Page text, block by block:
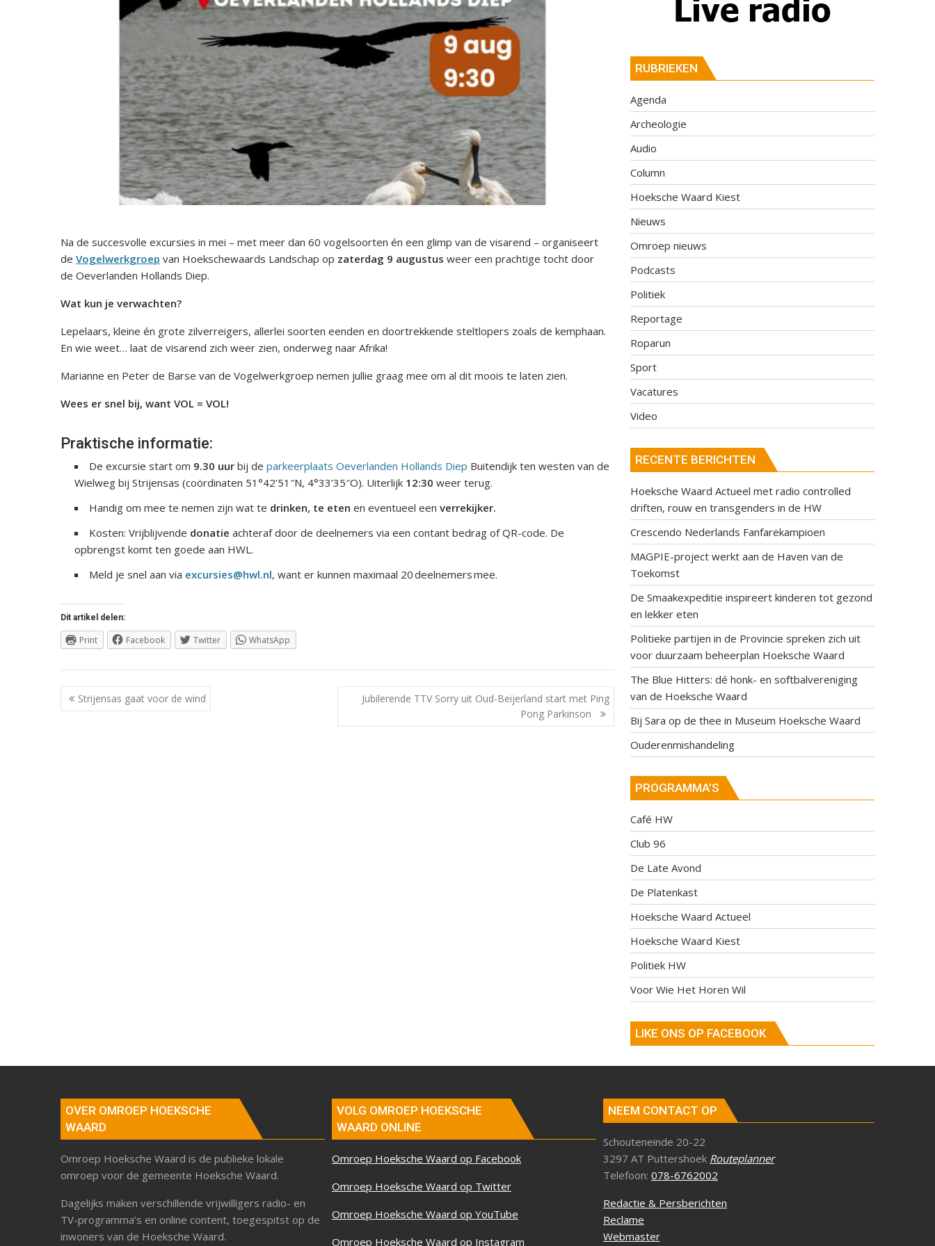
Na de succesvolle excursies in mei – met meer dan 60 vogelsoorten én een glimp van de visarend – organiseert
de Vogelwerkgroep van Hoekschewaards Landschap op zaterdag 9 augustus weer een prachtige tocht door
de Oeverlanden Hollands Diep.
Wat kun je verwachten?
Lepelaars, kleine én grote zilverreigers, allerlei soorten eenden en doortrekkende steltlopers zoals de kemphaan.
En wie weet… laat de visarend zich weer zien, onderweg naar Afrika!
Marianne en Peter de Barse van de Vogelwerkgroep nemen jullie graag mee om al dit moois te laten zien.
Wees er snel bij, want VOL = VOL!
Praktische informatie:
De excursie start om 9.30 uur bij de parkeerplaats Oeverlanden Hollands Diep Buitendijk ten westen van de
Wielweg bij Strijensas (coördinaten 51°42’51″N, 4°33’35″O). Uiterlijk 12:30 weer terug.
Handig om mee te nemen zijn wat te drinken, te eten en eventueel een verrekijker.
Kosten: Vrijblijvende donatie achteraf door de deelnemers via een contant bedrag of QR-code. De
opbrengst komt ten goede aan HWL.
Meld je snel aan via excursies@hwl.nl, want er kunnen maximaal 20 deelnemers mee.
Dit artikel delen:
Print Facebook Twitter WhatsApp
Berichtnavigatie
Strijensas gaat voor de wind
Jubilerende TTV Sorry uit Oud-Beijerland start met Ping
Pong Parkinson
RUBRIEKEN
Agenda
Archeologie
Audio
Column
Hoeksche Waard Kiest
Nieuws
Omroep nieuws
Podcasts
Politiek
Reportage
Roparun
Sport
Vacatures
Video
RECENTE BERICHTEN
Hoeksche Waard Actueel met radio controlled
driften, rouw en transgenders in de HW
Crescendo Nederlands Fanfarekampioen
MAGPIE-project werkt aan de Haven van de
Toekomst
De Smaakexpeditie inspireert kinderen tot gezond
en lekker eten
Politieke partijen in de Provincie spreken zich uit
voor duurzaam beheerplan Hoeksche Waard
The Blue Hitters: dé honk- en softbalvereniging
van de Hoeksche Waard
Bij Sara op de thee in Museum Hoeksche Waard
Ouderenmishandeling
PROGRAMMA’S
Café HW
Club 96
De Late Avond
De Platenkast
Hoeksche Waard Actueel
Hoeksche Waard Kiest
Politiek HW
Voor Wie Het Horen Wil
LIKE ONS OP FACEBOOK
OVER OMROEP HOEKSCHE
WAARD
Omroep Hoeksche Waard is de publieke lokale
omroep voor de gemeente Hoeksche Waard.
Dagelijks maken verschillende vrijwilligers radio- en
TV-programma’s en online content, toegespitst op de
inwoners van de Hoeksche Waard.
VOLG OMROEP HOEKSCHE
WAARD ONLINE
Omroep Hoeksche Waard op Facebook
Omroep Hoeksche Waard op Twitter
Omroep Hoeksche Waard op YouTube
Omroep Hoeksche Waard op Instagram
NEEM CONTACT OP
Schouteneinde 20-22
3297 AT Puttershoek Routeplanner
Telefoon: 078-6762002
Redactie & Persberichten
Reclame
Webmaster